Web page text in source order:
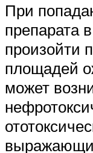
При
препарата
произойти
площадей
может